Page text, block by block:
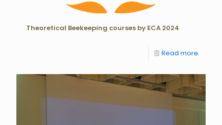
Theoretical Beekeeping courses by ECA 2024
Read more